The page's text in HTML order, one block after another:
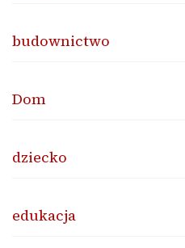
budownictwo
Dom
dziecko
edukacja